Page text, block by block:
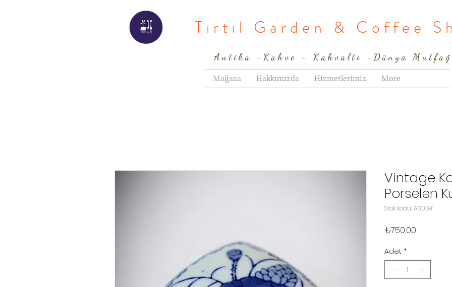
Tırtıl Garden & Coffee
Antika -Kahve - Kahvaltı -Dünya
Mağaza
Hakkımızda Hizmetlerimiz More
Vintage
Porselen
Stok kodu: A00691
₺750,00
Adet *